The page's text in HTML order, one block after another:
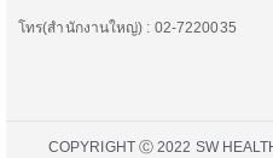
โทร(สำนักงานใหญ่) : 02-7220035
COPYRIGHT Ⓒ 2022 SW